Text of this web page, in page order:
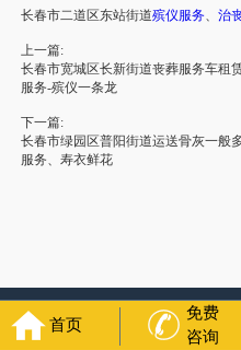
长春市二道区东站街道殡仪服务、 治
上一篇:
长春市宽城区长新街道丧葬服务车租
服务-殡仪一条龙
下一篇:
长春市绿园区普阳街道运送骨灰一般
服务、寿衣鲜花
友情链接： 苏州丧葬公司
葬服务公司
南昌青山湖灵车转运
首页
免费
咨询